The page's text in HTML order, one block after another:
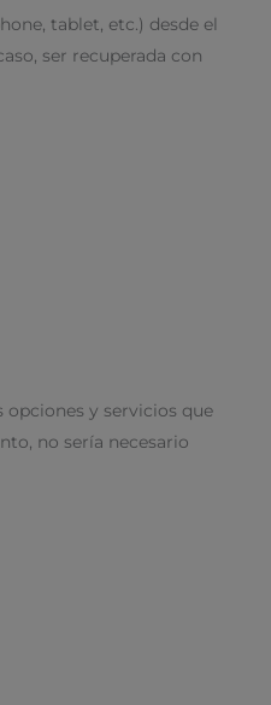
tablet, etc.) desde el
ser recuperada con
y servicios que
no sería necesario